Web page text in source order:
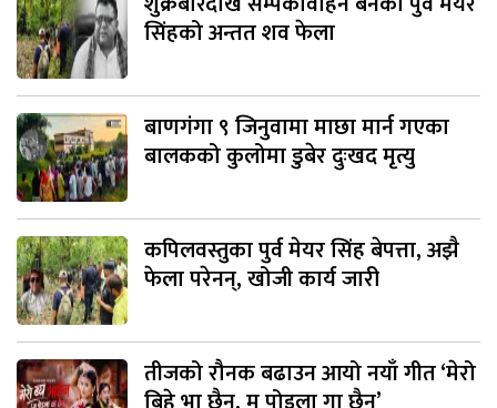
सिंहको अन्तत शव फेला
बाणगंगा ९ जिनुवामा माछा मार्न गएका
बालकको कुलोमा डुबेर दुःखद मृत्यु
कपिलवस्तुका पुर्व मेयर सिंह बेपत्ता, अझै
फेला परेनन्, खोजी कार्य जारी
तीजको रौनक बढाउन आयो नयाँ गीत ‘मेरो